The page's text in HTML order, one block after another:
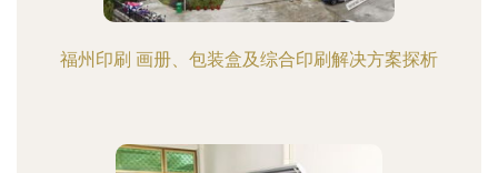
福州印刷 画册、包装盒及综合印刷解决方案探析